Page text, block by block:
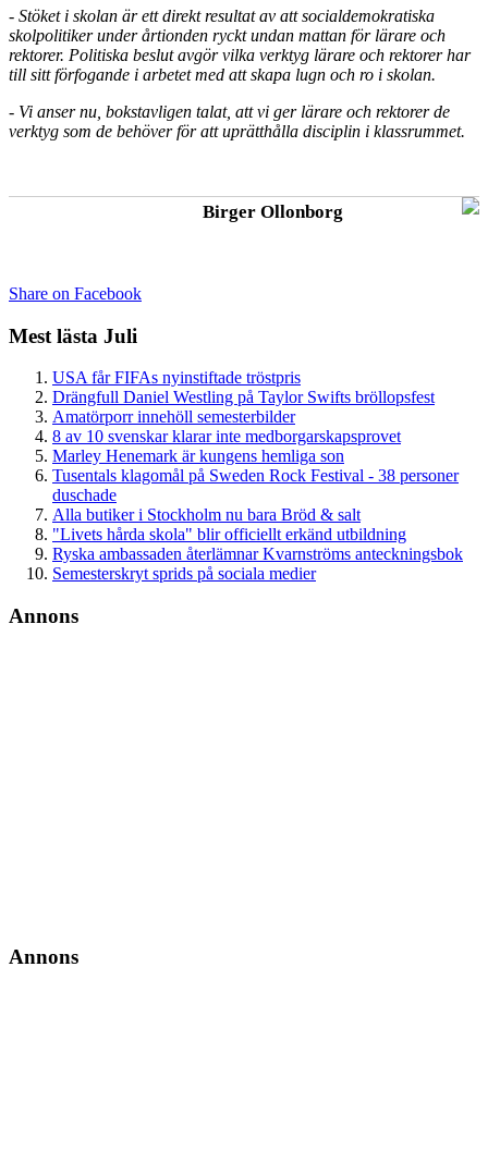
- Stöket i skolan är ett direkt resultat av att socialdemokratiska
skolpolitiker under årtionden ryckt undan mattan för lärare och
rektorer. Politiska beslut avgör vilka verktyg lärare och rektorer har
till sitt förfogande i arbetet med att skapa lugn och ro i skolan.
- Vi anser nu, bokstavligen talat, att vi ger lärare och rektorer de
verktyg som de behöver för att uprätthålla disciplin i klassrummet.
Birger Ollonborg
Share on Facebook
Mest lästa Juli
USA får FIFAs nyinstiftade tröstpris
Drängfull Daniel Westling på Taylor Swifts bröllopsfest
Amatörporr innehöll semesterbilder
8 av 10 svenskar klarar inte medborgarskapsprovet
Marley Henemark är kungens hemliga son
Tusentals klagomål på Sweden Rock Festival - 38 personer
duschade
Alla butiker i Stockholm nu bara Bröd & salt
"Livets hårda skola" blir officiellt erkänd utbildning
Ryska ambassaden återlämnar Kvarnströms anteckningsbok
Semesterskryt sprids på sociala medier
Annons
Annons